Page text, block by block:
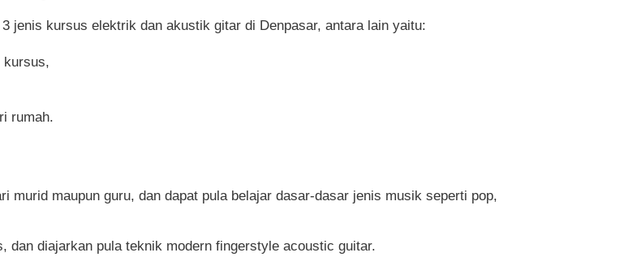
jenis kursus elektrik dan akustik gitar di Denpasar, antara lain yaitu:
kursus,
rumah.
murid maupun guru, dan dapat pula belajar dasar-dasar jenis musik seperti pop,
diajarkan pula teknik modern fingerstyle acoustic guitar.